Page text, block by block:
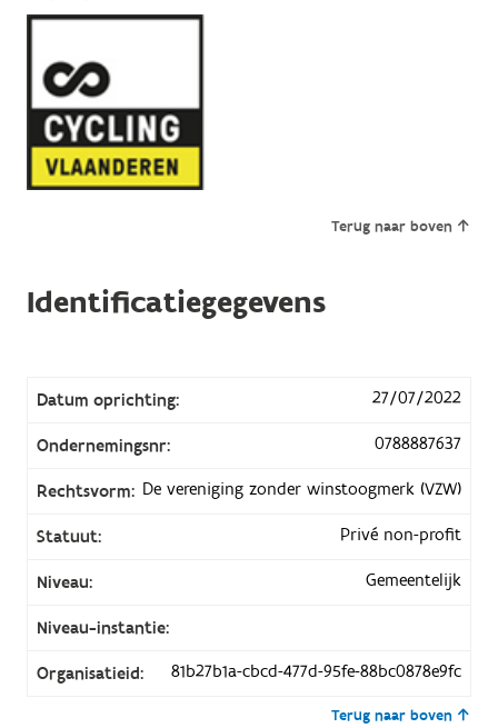
Terug naar boven
Identificatiegegevens
Datum oprichting: 27/07/2022
Ondernemingsnr: 0788887637
Rechtsvorm: De vereniging zonder winstoogmerk (VZW)
Statuut: Privé non-profit
Niveau: Gemeentelijk
Niveau-instantie:
Organisatieid: 81b27b1a-cbcd-477d-95fe-88bc0878e9fc
Terug naar boven